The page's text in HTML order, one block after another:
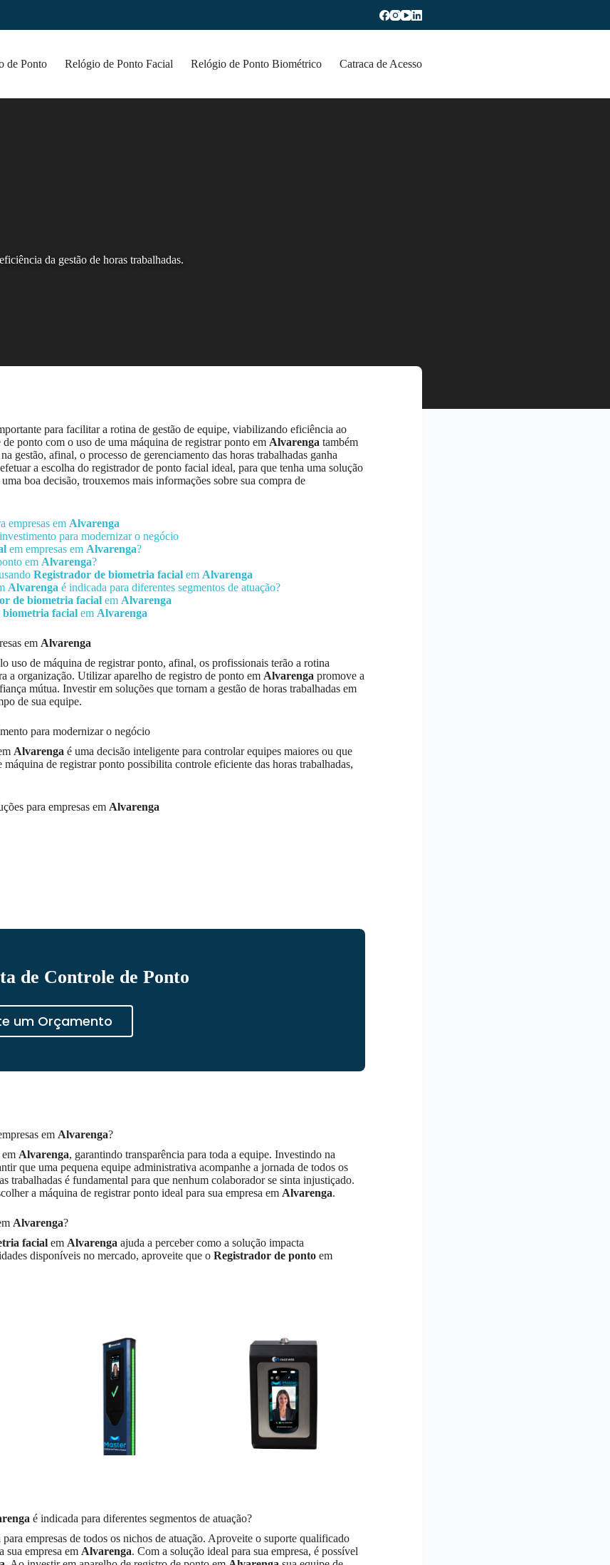
de Ponto Relógio de Ponto Facial Relógio de Ponto Biométrico Catraca de Acesso
da gestão de horas trabalhadas.
para facilitar a rotina de gestão de equipe, viabilizando eficiência ao
ponto com o uso de uma máquina de registrar ponto em Alvarenga também
gestão, afinal, o processo de gerenciamento das horas trabalhadas ganha
a escolha do registrador de ponto facial ideal, para que tenha uma solução
boa decisão, trouxemos mais informações sobre sua compra de
empresas em Alvarenga
para modernizar o negócio
em empresas em Alvarenga?
em Alvarenga?
Registrador de biometria facial em Alvarenga
Alvarenga é indicada para diferentes segmentos de atuação?
de biometria facial em Alvarenga
facial em Alvarenga
em Alvarenga
uso de máquina de registrar ponto, afinal, os profissionais terão a rotina
a organização. Utilizar aparelho de registro de ponto em Alvarenga promove a
mútua. Investir em soluções que tornam a gestão de horas trabalhadas em
de sua equipe.
para modernizar o negócio
Alvarenga é uma decisão inteligente para controlar equipes maiores ou que
de registrar ponto possibilita controle eficiente das horas trabalhadas,
para empresas em Alvarenga
de Controle de Ponto
um Orçamento
em Alvarenga?
em Alvarenga, garantindo transparência para toda a equipe. Investindo na
que uma pequena equipe administrativa acompanhe a jornada de todos os
trabalhadas é fundamental para que nenhum colaborador se sinta injustiçado.
a máquina de registrar ponto ideal para sua empresa em Alvarenga.
Alvarenga?
facial em Alvarenga ajuda a perceber como a solução impacta
disponíveis no mercado, aproveite que o Registrador de ponto em
é indicada para diferentes segmentos de atuação?
para empresas de todos os nichos de atuação. Aproveite o suporte qualificado
sua empresa em Alvarenga. Com a solução ideal para sua empresa, é possível